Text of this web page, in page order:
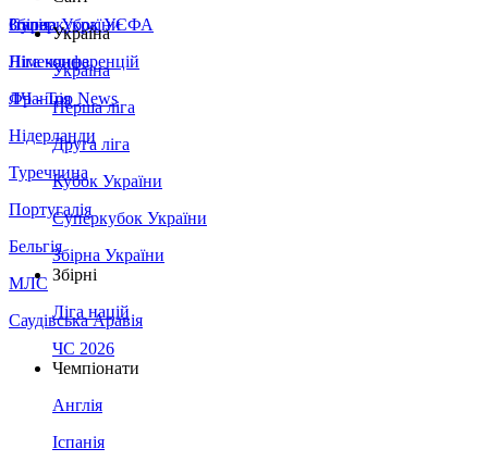
Збірна України
Італія
Німеччина
Франція
Нідерланди
Туреччина
Португалія
Бельгія
МЛС
Саудівська Аравія
Суперкубок УЄФА
Ліга конференцій
ЛЧ - Top News
Україна
Україна
Перша ліга
Друга ліга
Кубок України
Суперкубок України
Збірна України
Збірні
Ліга націй
ЧС 2026
Чемпіонати
Англія
Іспанія